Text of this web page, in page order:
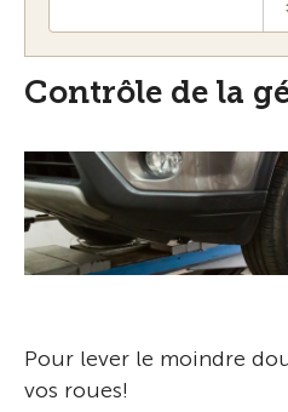
Contrôle de la
Pour lever le moindre
vos roues!